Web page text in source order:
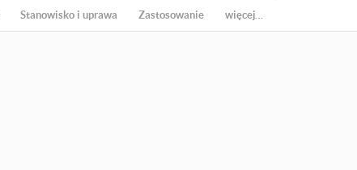
Stanowisko i uprawa Zastosowanie więcej…